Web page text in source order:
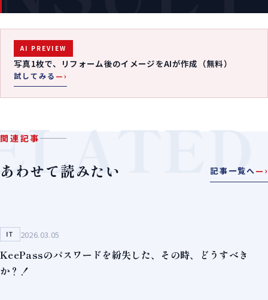
AI PREVIEW
写真1枚で、リフォーム後のイメージをAIが作成（無料）
試してみる —›
関連記事
あわせて読みたい 記事一覧へ—›
IT 2026.03.05
KeePassのパスワードを紛失した、その時、どうすべき
か？！